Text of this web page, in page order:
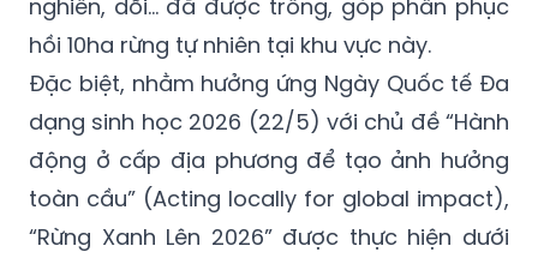
nghiến, dổi... đã được trồng, góp phần phục
hồi 10ha rừng tự nhiên tại khu vực này.
Đặc biệt, nhằm hưởng ứng Ngày Quốc tế Đa
dạng sinh học 2026 (22/5) với chủ đề “Hành
động ở cấp địa phương để tạo ảnh hưởng
toàn cầu” (Acting locally for global impact),
“Rừng Xanh Lên 2026” được thực hiện dưới